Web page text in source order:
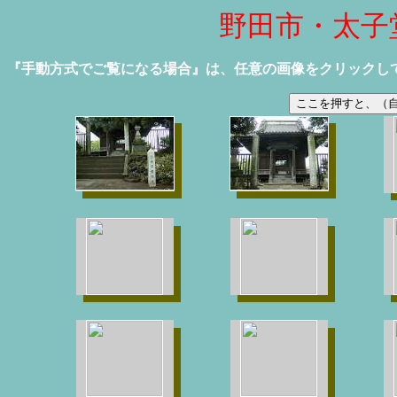
野田市・太子
『手動方式でご覧になる場合』は、任意の画像をクリック